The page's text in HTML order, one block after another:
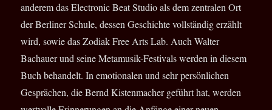
anderem das Electronic Beat Studio als dem zentralen Ort
der Berliner Schule, dessen Geschichte vollständig erzählt
wird, sowie das Zodiak Free Arts Lab. Auch Walter
Bachauer und seine Metamusik-Festivals werden in diesem
Buch behandelt. In emotionalen und sehr persönlichen
Gesprächen, die Bernd Kistenmacher geführt hat, werden